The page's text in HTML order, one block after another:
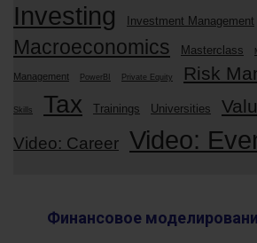
Investing Investment Management
Macroeconomics Masterclass
Management PowerBI Private Equity Risk
Skills Tax Trainings Universities
Video: Career Video:
Финансовое